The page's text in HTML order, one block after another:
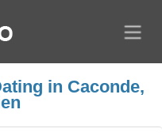
in Caconde,